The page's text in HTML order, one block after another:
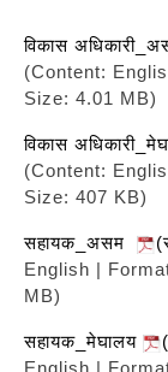
विकास
(Content:
Size: 4.01 MB)
विकास
(Content:
Size: 407 KB)
सहायक_असम
English |
MB)
सहायक_मेघालय
English |